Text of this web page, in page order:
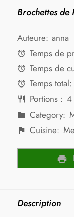
Brochettes de
Auteure: anna
Temps de
Temps de
Temps total:
Portions : 4
Category:
Cuisine:
Description